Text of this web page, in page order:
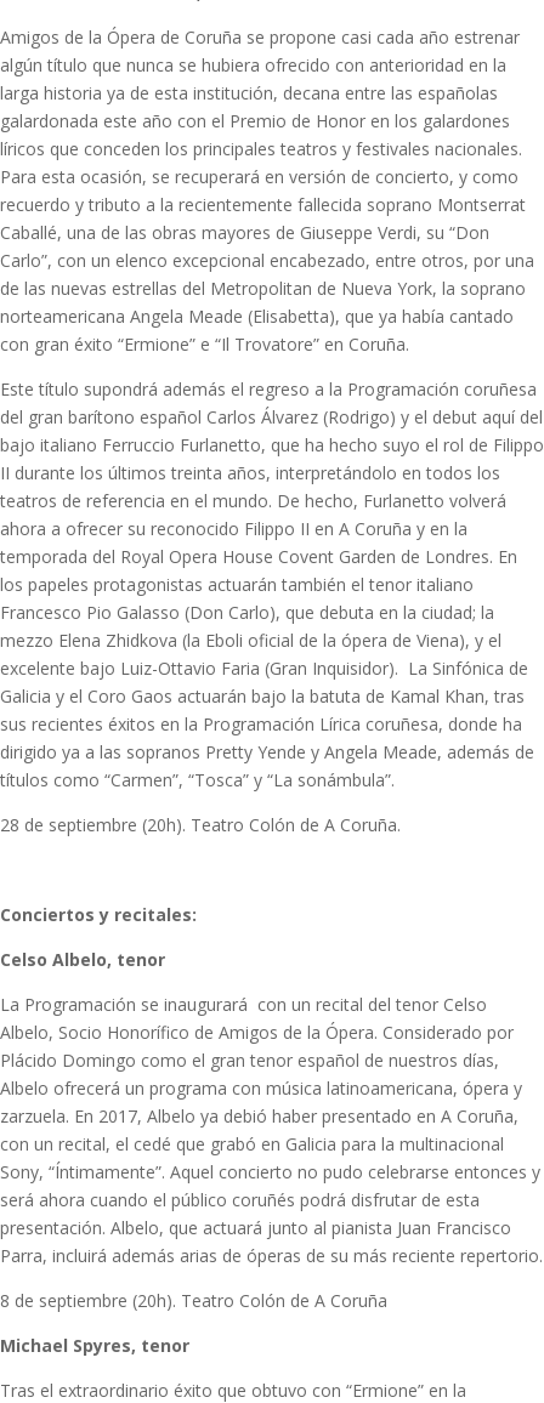
Amigos de la Ópera de Coruña se propone casi cada año estrenar
algún título que nunca se hubiera ofrecido con anterioridad en la
larga historia ya de esta institución, decana entre las españolas
galardonada este año con el Premio de Honor en los galardones
líricos que conceden los principales teatros y festivales nacionales.
Para esta ocasión, se recuperará en versión de concierto, y como
recuerdo y tributo a la recientemente fallecida soprano Montserrat
Caballé, una de las obras mayores de Giuseppe Verdi, su “Don
Carlo”, con un elenco excepcional encabezado, entre otros, por una
de las nuevas estrellas del Metropolitan de Nueva York, la soprano
norteamericana Angela Meade (Elisabetta), que ya había cantado
con gran éxito “Ermione” e “Il Trovatore” en Coruña.
Este título supondrá además el regreso a la Programación coruñesa
del gran barítono español Carlos Álvarez (Rodrigo) y el debut aquí del
bajo italiano Ferruccio Furlanetto, que ha hecho suyo el rol de Filippo
II durante los últimos treinta años, interpretándolo en todos los
teatros de referencia en el mundo. De hecho, Furlanetto volverá
ahora a ofrecer su reconocido Filippo II en A Coruña y en la
temporada del Royal Opera House Covent Garden de Londres. En
los papeles protagonistas actuarán también el tenor italiano
Francesco Pio Galasso (Don Carlo), que debuta en la ciudad; la
mezzo Elena Zhidkova (la Eboli oficial de la ópera de Viena), y el
excelente bajo Luiz-Ottavio Faria (Gran Inquisidor). La Sinfónica de
Galicia y el Coro Gaos actuarán bajo la batuta de Kamal Khan, tras
sus recientes éxitos en la Programación Lírica coruñesa, donde ha
dirigido ya a las sopranos Pretty Yende y Angela Meade, además de
títulos como “Carmen”, “Tosca” y “La sonámbula”.
28 de septiembre (20h). Teatro Colón de A Coruña.
Conciertos y recitales:
Celso Albelo, tenor
La Programación se inaugurará con un recital del tenor Celso
Albelo, Socio Honorífico de Amigos de la Ópera. Considerado por
Plácido Domingo como el gran tenor español de nuestros días,
Albelo ofrecerá un programa con música latinoamericana, ópera y
zarzuela. En 2017, Albelo ya debió haber presentado en A Coruña,
con un recital, el cedé que grabó en Galicia para la multinacional
Sony, “Íntimamente”. Aquel concierto no pudo celebrarse entonces y
será ahora cuando el público coruñés podrá disfrutar de esta
presentación. Albelo, que actuará junto al pianista Juan Francisco
Parra, incluirá además arias de óperas de su más reciente repertorio.
8 de septiembre (20h). Teatro Colón de A Coruña
Michael Spyres, tenor
Tras el extraordinario éxito que obtuvo con “Ermione” en la